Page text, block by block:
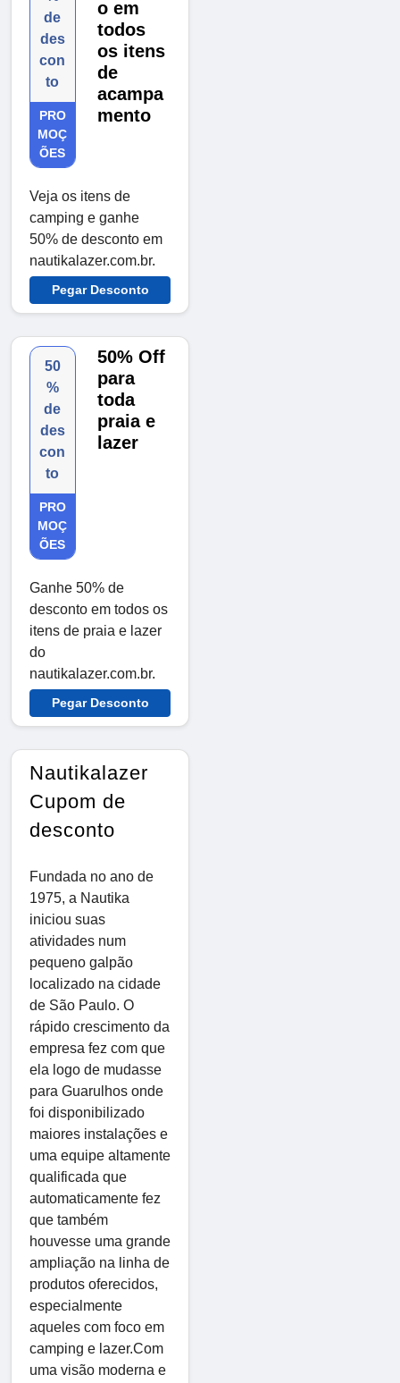
de
des
con
to
PRO
MOÇ
ÕES
o em
todos
os itens
de
acampa
mento
Veja os itens de
camping e ganhe
50% de desconto em
nautikalazer.com.br.
Pegar Desconto
50
%
de
des
con
to
PRO
MOÇ
ÕES
50% Off
para
toda
praia e
lazer
Ganhe 50% de
desconto em todos os
itens de praia e lazer
do
nautikalazer.com.br.
Pegar Desconto
Nautikalazer
Cupom de
desconto
Fundada no ano de
1975, a Nautika
iniciou suas
atividades num
pequeno galpão
localizado na cidade
de São Paulo. O
rápido crescimento da
empresa fez com que
ela logo de mudasse
para Guarulhos onde
foi disponibilizado
maiores instalações e
uma equipe altamente
qualificada que
automaticamente fez
que também
houvesse uma grande
ampliação na linha de
produtos oferecidos,
especialmente
aqueles com foco em
camping e lazer.Com
uma visão moderna e